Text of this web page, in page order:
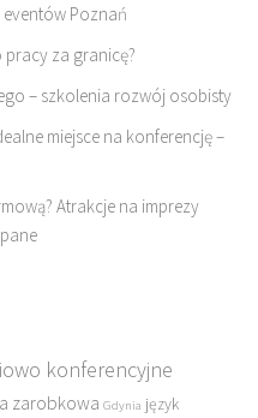
Poznań
za granicę?
– szkolenia rozwój osobisty
miejsce na konferencję –
Atrakcje na imprezy
konferencyjne
zarobkowa Gdynia język